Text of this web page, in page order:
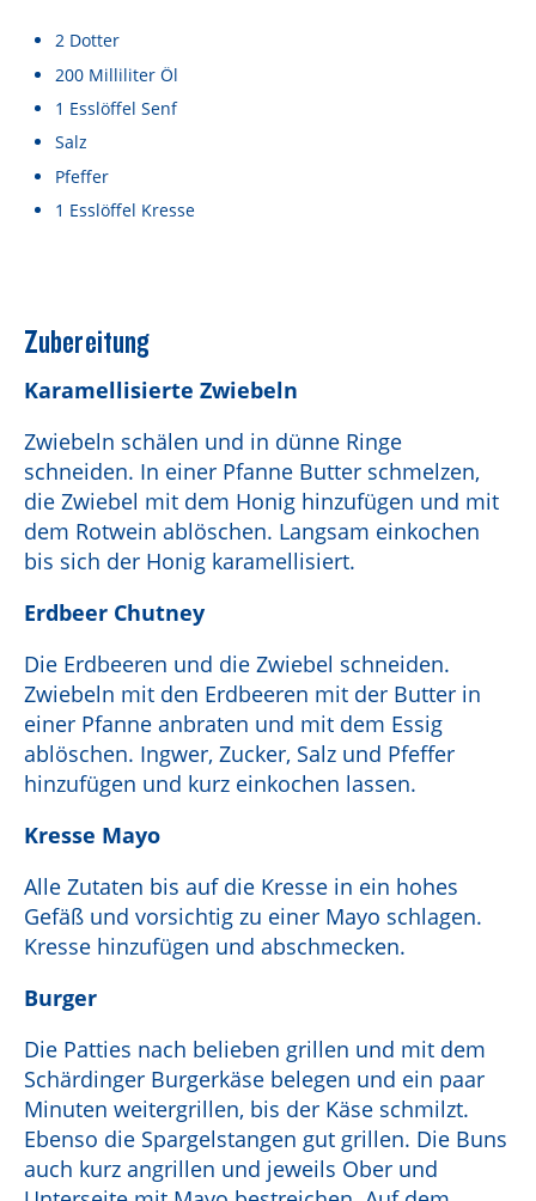
2 Dotter
200 Milliliter Öl
1 Esslöffel Senf
Salz
Pfeffer
1 Esslöffel Kresse
Zubereitung
Karamellisierte Zwiebeln
Zwiebeln schälen und in dünne Ringe
schneiden. In einer Pfanne Butter schmelzen,
die Zwiebel mit dem Honig hinzufügen und mit
dem Rotwein ablöschen. Langsam einkochen
bis sich der Honig karamellisiert.
Erdbeer Chutney
Die Erdbeeren und die Zwiebel schneiden.
Zwiebeln mit den Erdbeeren mit der Butter in
einer Pfanne anbraten und mit dem Essig
ablöschen. Ingwer, Zucker, Salz und Pfeffer
hinzufügen und kurz einkochen lassen.
Kresse Mayo
Alle Zutaten bis auf die Kresse in ein hohes
Gefäß und vorsichtig zu einer Mayo schlagen.
Kresse hinzufügen und abschmecken.
Burger
Die Patties nach belieben grillen und mit dem
Schärdinger Burgerkäse belegen und ein paar
Minuten weitergrillen, bis der Käse schmilzt.
Ebenso die Spargelstangen gut grillen. Die Buns
auch kurz angrillen und jeweils Ober und